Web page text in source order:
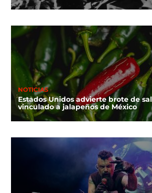
NOTICIAS
Estados Unidos advierte brote de
vinculado a jalapeños de México